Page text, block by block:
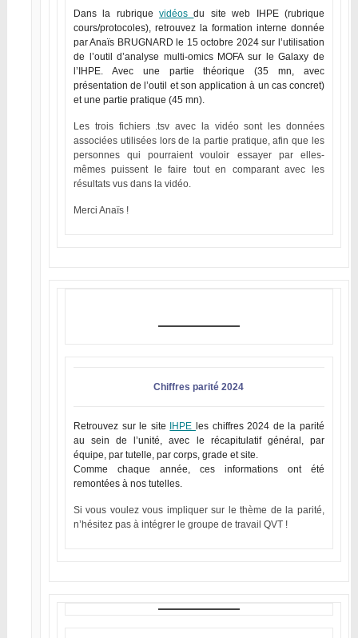
Dans la rubriquevidéosdu site web IHPE (rubrique
cours/protocoles), retrouvez la formation interne donnée
par Anaïs BRUGNARD le 15 octobre 2024 sur l’utilisation
de l’outil d’analyse multi-omics MOFA sur le Galaxy de
l’IHPE. Avec une partie théorique (35 mn, avec
présentation de l’outil et son application à un cas concret)
et une partie pratique (45 mn).
Les trois fichiers .tsv avec la vidéo sont les données
associées utilisées lors de la partie pratique, afin que les
personnes qui pourraient vouloir essayer par elles-
mêmes puissent le faire tout en comparant avec les
résultats vus dans la vidéo.
Merci Anaïs !
Chiffres parité 2024
Retrouvez sur le site IHPE les chiffres 2024 de la parité
au sein de l’unité, avec le récapitulatif général, par
équipe, par tutelle, par corps, grade et site.
Comme chaque année, ces informations ont été
remontées à nos tutelles.
Si vous voulez vous impliquer sur le thème de la parité,
n’hésitez pas à intégrer le groupe de travail QVT !